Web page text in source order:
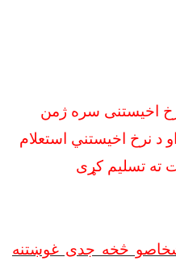
اخیستنی سره ژمن
او د نرخ اخیستني استعلام
ته تسلیم کړی
څخه جدی غوښتنه